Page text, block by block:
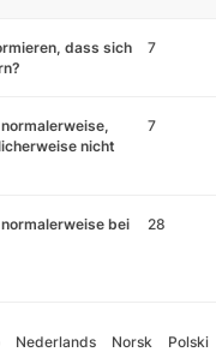
dass sich
7
nicht
7
bei
28
Nederlands Norsk Polski